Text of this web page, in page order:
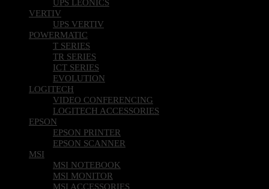
UPS LEONICS
VERTIV
UPS VERTIV
POWERMATIC
T SERIES
TR SERIES
ICT SERIES
EVOLUTION
LOGITECH
VIDEO CONFERENCING
LOGITECH ACCESSORIES
EPSON
EPSON PRINTER
EPSON SCANNER
MSI
MSI NOTEBOOK
MSI MONITOR
MSI ACCESSORIES